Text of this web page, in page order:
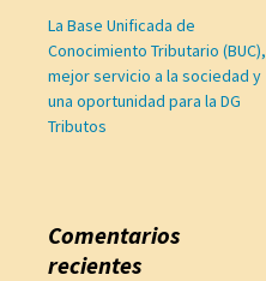
La Base Unificada de
Conocimiento Tributario (BUC),
mejor servicio a la sociedad y
una oportunidad para la DG
Tributos
Comentarios
recientes